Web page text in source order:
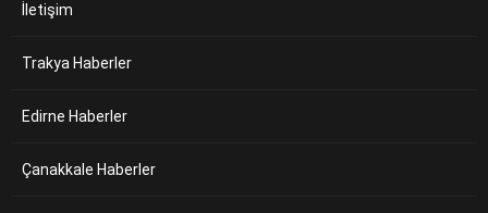
İletişim
Trakya Haberler
Edirne Haberler
Çanakkale Haberler